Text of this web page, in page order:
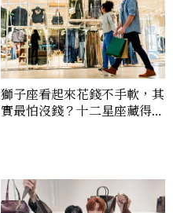
獅子座看起來花錢不手軟，其
實最怕沒錢？十二星座藏得最